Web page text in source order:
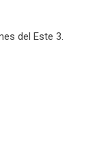
del Este 3.